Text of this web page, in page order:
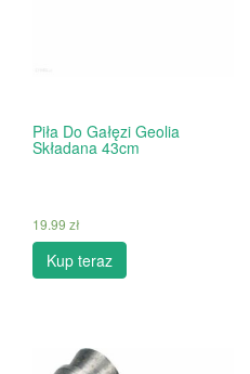
Piła Do Gałęzi Geolia
Składana 43cm
19.99 zł
Kup teraz